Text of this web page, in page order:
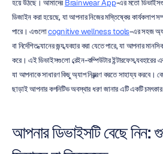
হয়ে উঠছে। আমাদের Brainwear App-এর মতো
ডিজাইন করা হয়েছে, যা আপনার নিজের মস্তিষ্কের কার্যকলাপ
পারে। এগুলো cognitive wellness tools-এর সহজ
বা নির্দেশিত ধ্যানের জন্য ব্যবহার করা যেতে পারে, যা আপনার
করে। এই ডিভাইসগুলো ব্রেইন-কম্পিউটার ইন্টারফেস ব্যবহারের
যা আপনাকে সাধারণ কিছু অ্যাপ নিয়ন্ত্রণ করতে সাহায্য করবে।
ছাড়াই আপনার কগনিটিভ অবস্থার ধরণ জানার এটি একটি চমৎকার
আপনার ডিভাইসটি বেছে নিন: